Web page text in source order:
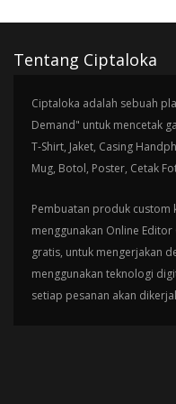
Tentang Ciptaloka
Ciptaloka adalah sebuah
Demand" untuk mencetak
T-Shirt, Jaket, Casing
Mug, Botol, Poster, Cetak
Pembuatan produk custom
menggunakan Online
gratis, untuk mengerjakan
menggunakan teknologi
setiap pesanan akan